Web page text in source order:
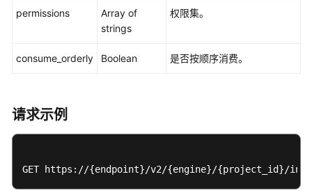
理
询
更
新
permissions
Array of
strings
权限集。
consume_orderly Boolean 是否按顺序消费。
请求示例
GET https://{endpoint}/v2/{engine}/{project_id}/